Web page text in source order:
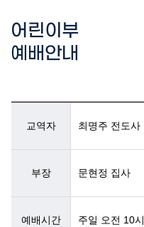
어린이부
예배안내
교역자 최명주 전도사
부장 문현정 집사
예배시간 주일 오전 10시